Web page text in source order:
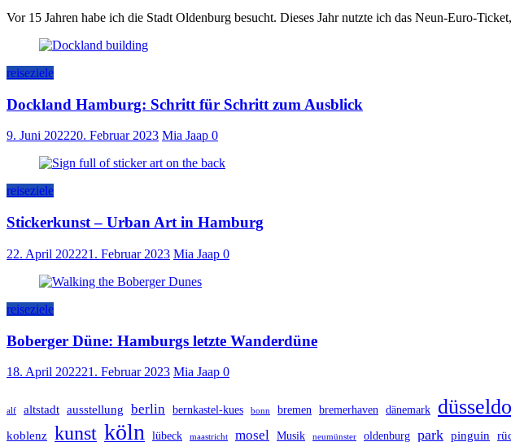
Vor 15 Jahren habe ich die Stadt Oldenburg besucht. Dieses Jahr nutzte ich das Neun-Euro-
reiseziele
Dockland Hamburg: Schritt für Schritt zum Ausblick
9. Juni 202220. Februar 2023 Mia Jaap 0
reiseziele
Stickerkunst – Urban Art in Hamburg
22. April 202221. Februar 2023 Mia Jaap 0
reiseziele
Boberger Düne: Hamburgs letzte Wanderdüne
18. April 202221. Februar 2023 Mia Jaap 0
alf altstadt ausstellung berlin bernkastel-kues bonn bremen bremerhaven dänemark
koblenz kunst köln lübeck maastricht mosel Musik neumünster oldenburg park pinguin